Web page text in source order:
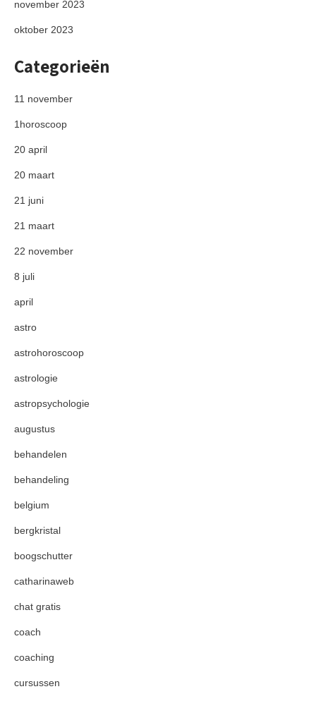
november 2023
oktober 2023
Categorieën
11 november
1horoscoop
20 april
20 maart
21 juni
21 maart
22 november
8 juli
april
astro
astrohoroscoop
astrologie
astropsychologie
augustus
behandelen
behandeling
belgium
bergkristal
boogschutter
catharinaweb
chat gratis
coach
coaching
cursussen